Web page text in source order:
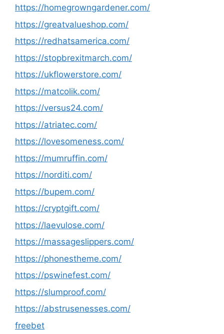
https://homegrowngardener.com/
https://greatvalueshop.com/
https://redhatsamerica.com/
https://stopbrexitmarch.com/
https://ukflowerstore.com/
https://matcolik.com/
https://versus24.com/
https://atriatec.com/
https://lovesomeness.com/
https://mumruffin.com/
https://norditi.com/
https://bupem.com/
https://cryptgift.com/
https://laevulose.com/
https://massageslippers.com/
https://phonestheme.com/
https://pswinefest.com/
https://slumproof.com/
https://abstrusenesses.com/
freebet